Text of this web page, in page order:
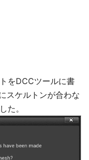
をDCCツールに書
スケルトンが合わな
た。